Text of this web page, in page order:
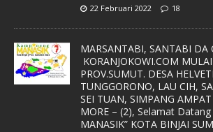
22 Februari 2022 18
MARSANTABI, SANTABI DA
KORANJOKOWI.COM
PROV.SUMUT. DESA
TUNGGORONO, LAU CIH,
SEI TUAN, SIMPANG
MORE – (2), Selamat Datang
MANASIK” KOTA BINJAI